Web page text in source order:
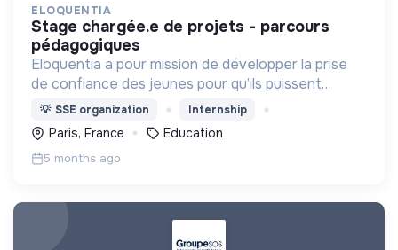
ELOQUENTIA
stage chargée.e de projets - parcours
pédagogiques
Eloquentia a pour mission de développer la prise
de confiance des jeunes pour qu’ils puissent
porter leurs voix et leurs idées. C'est +15 000
formés/an, 36 équipes concours mondial, 300
bénévoles.
💡 SSE organization Internship
Paris, France Education
5 months ago